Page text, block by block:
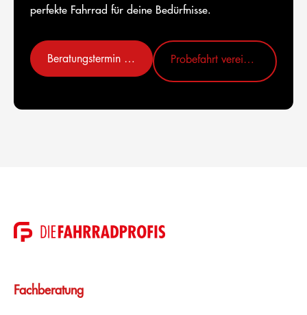
perfekte Fahrrad für deine Bedürfnisse.
Beratungstermin vereinbaren Probefahrt vereinbaren
Fachberatung